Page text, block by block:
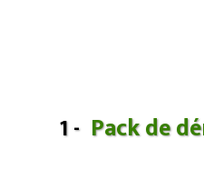
1 - Pack de